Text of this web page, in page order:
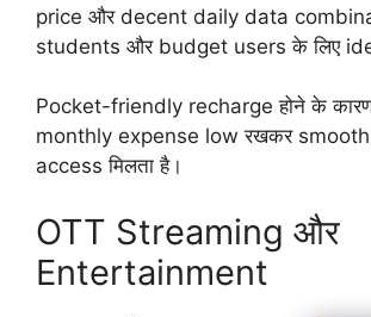
price और decent daily data
students और budget users के लिए
Pocket-friendly recharge होने के
monthly expense low रखकर
access मिलता है।
OTT Streaming और
Entertainment